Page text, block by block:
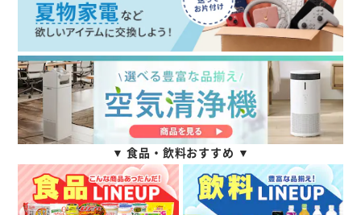
▼ 食品・飲料おすすめ ▼